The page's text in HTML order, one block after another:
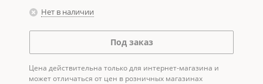
Нет в наличии
Под заказ
Цена действительна только для интернет-магазина и
может отличаться от цен в розничных магазинах